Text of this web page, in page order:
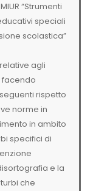
“Strumenti
speciali
scolastica”
agli
facendo
rispetto
norme in
in ambito
specifici di
e la
che